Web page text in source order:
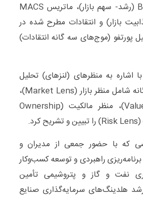
پورتفو، ماتریس BCG (رشد- سهم بازار)، ماتریس MACS
بازار) و انتقادات مطرح شده در
پورتفو (موج‌های سه گانه انتقادات)
اشاره به منظرهای (لنزهای) تحلیل
پورتفو، منظرهای 4 گانه شامل منظر بازار (Market Lens)،
منظر ارزش(Value Lens)، منظر مالکیت (ِOwnership
که با حضور جمعی از مدیران و
راهبردی و توسعه کسب‌وکار
نفت و گاز و پتروشیمی تأمین
هلدینگ‌های سرمایه‌گذاری صنایع